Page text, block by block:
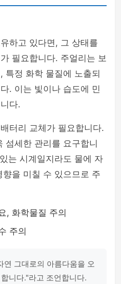
하고 있다면, 그 상태를
필요합니다. 주얼리는 보
특정 화학 물질에 노출되
. 이는 빛이나 습도에 민
다.
터리 교체가 필요합니다.
섬세한 관리를 요구합니
는 시계일지라도 물에 자
을 미칠 수 있으므로 주
, 화학물질 주의
주의
연 그대로의 아름다움을 오
니다."라고 조언합니다.